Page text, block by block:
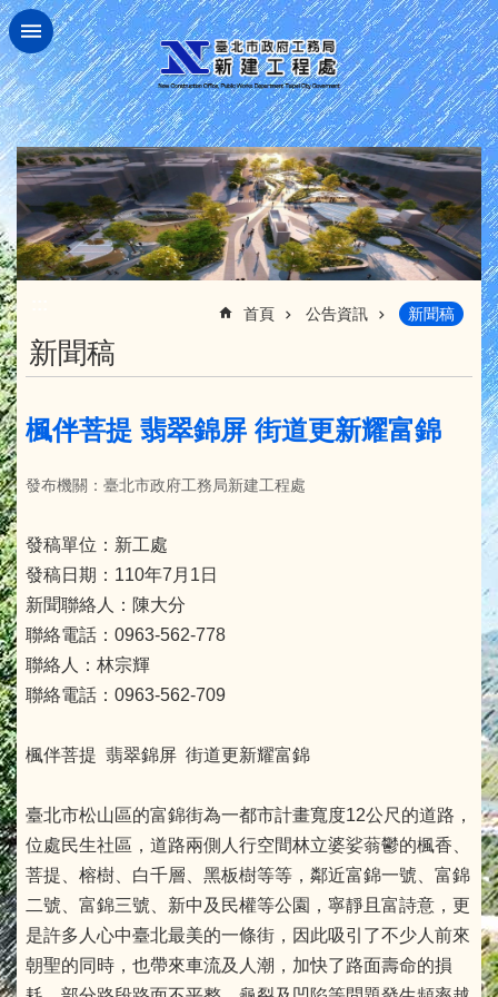
跳到主要內容區塊
首頁 公告資訊 新聞稿
新聞稿
楓伴菩提 翡翠錦屏 街道更新耀富錦
發布機關：臺北市政府工務局新建工程處
發稿單位：新工處
發稿日期：110年7月1日
新聞聯絡人：陳大分
聯絡電話：0963-562-778
聯絡人：林宗輝
聯絡電話：0963-562-709
楓伴菩提 翡翠錦屏 街道更新耀富錦
臺北市松山區的富錦街為一都市計畫寬度12公尺的道路，
位處民生社區，道路兩側人行空間林立婆娑蓊鬱的楓香、
菩提、榕樹、白千層、黑板樹等等，鄰近富錦一號、富錦
二號、富錦三號、新中及民權等公園，寧靜且富詩意，更
是許多人心中臺北最美的一條街，因此吸引了不少人前來
朝聖的同時，也帶來車流及人潮，加快了路面壽命的損